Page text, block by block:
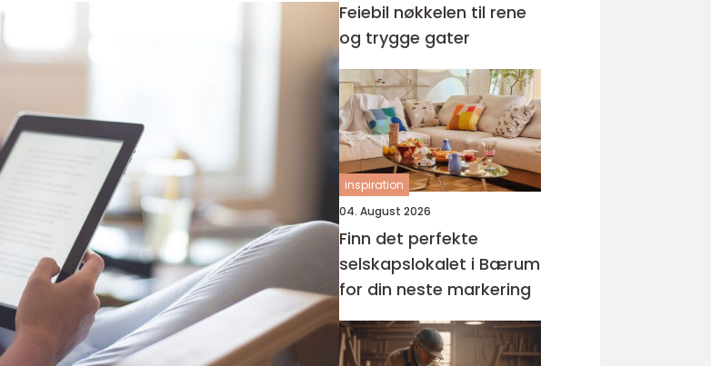
Feiebil nøkkelen til rene
og trygge gater
inspiration
04. August 2026
Finn det perfekte
selskapslokalet i Bærum
for din neste markering